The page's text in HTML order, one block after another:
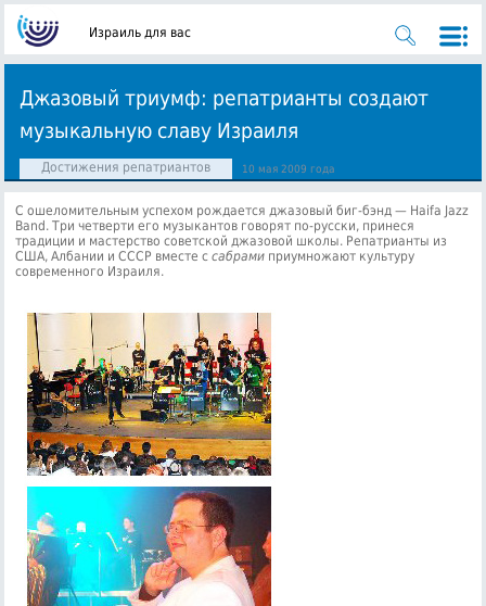
Израиль для вас
Джазовый триумф: репатрианты создают
музыкальную славу Израиля
Достижения репатриантов 10 мая 2009 года
С ошеломительным успехом рождается джазовый биг-бэнд — Haifa Jazz
Band. Три четверти его музыкантов говорят по-русски, принеся
традиции и мастерство советской джазовой школы. Репатрианты из
США, Албании и СССР вместе ссабрами приумножают культуру
современного Израиля.